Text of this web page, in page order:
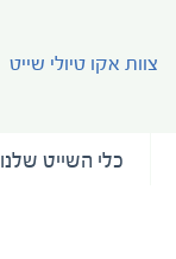
צוות אקו טיולי שייט
כלי השייט שלנו